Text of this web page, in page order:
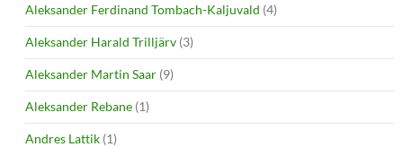
Aleksander Ferdinand Tombach-Kaljuvald (4)
Aleksander Harald Trilljärv (3)
Aleksander Martin Saar (9)
Aleksander Rebane (1)
Andres Lattik (1)